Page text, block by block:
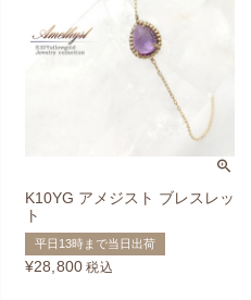
K10YG アメジスト ブレスレッ
ト
平日13時まで当日出荷
¥28,800 税込